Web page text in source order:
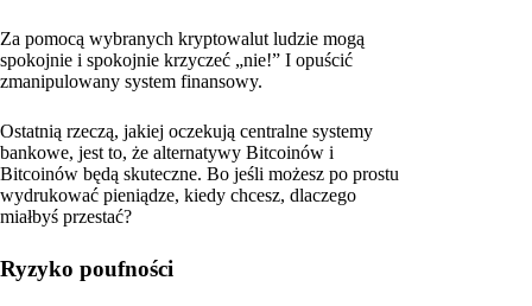
Za pomocą wybranych kryptowalut ludzie mogą
spokojnie i spokojnie krzyczeć „nie!” I opuścić
zmanipulowany system finansowy.
Ostatnią rzeczą, jakiej oczekują centralne systemy
bankowe, jest to, że alternatywy Bitcoinów i
Bitcoinów będą skuteczne. Bo jeśli możesz po prostu
wydrukować pieniądze, kiedy chcesz, dlaczego
miałbyś przestać?
Ryzyko poufności